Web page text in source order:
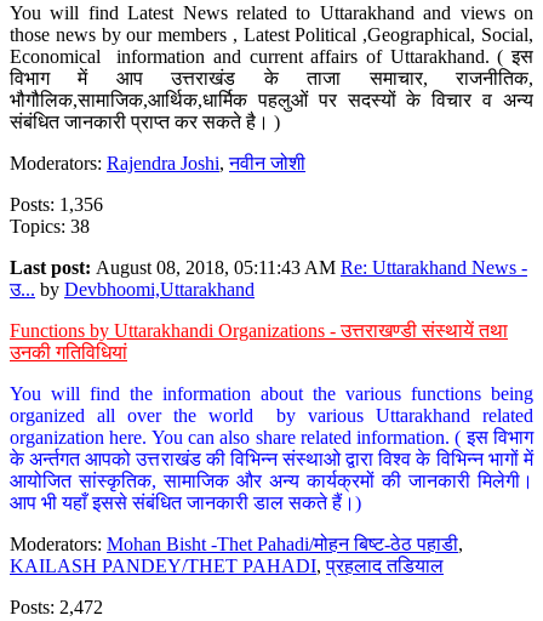
You will find Latest News related to Uttarakhand and views on
those news by our members , Latest Political ,Geographical, Social,
Economical information and current affairs of Uttarakhand. ( इस
विभाग में आप उत्तराखंड के ताजा समाचार, राजनीतिक,
भौगौलिक,सामाजिक,आर्थिक,धार्मिक पहलुओं पर सदस्यों के विचार व अन्य
संबंधित जानकारी प्राप्त कर सकते है। )
Moderators: Rajendra Joshi,नवीन जोशी
Posts: 1,356
Topics: 38
Last post: August 08, 2018, 05:11:43 AM Re: Uttarakhand News -
उ... by Devbhoomi,Uttarakhand
Functions by Uttarakhandi Organizations - उत्तराखण्डी संस्थायें तथा
उनकी गतिविधियां
You will find the information about the various functions being
organized all over the world by various Uttarakhand related
organization here. You can also share related information. ( इस विभाग
के अर्न्तगत आपको उत्तराखंड की विभिन्न संस्थाओ द्वारा विश्व के विभिन्न भागों में
आयोजित सांस्कृतिक, सामाजिक और अन्य कार्यक्रमों की जानकारी मिलेगी।
आप भी यहाँ इससे संबंधित जानकारी डाल सकते हैं।)
Moderators: Mohan Bisht -Thet Pahadi/मोहन बिष्ट-ठेठ पहाडी,
KAILASH PANDEY/THET PAHADI,प्रहलाद तडियाल
Posts: 2,472